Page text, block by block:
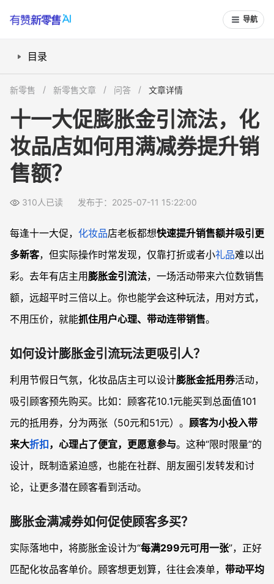
导航
目录
店铺膨胀金活动如何配合门店和线上引流？
活动期间该注意哪些细节风险？
常见问题
膨胀金活动和普通打折比，有哪些优势？
不会做营销海报，怎么宣传膨胀金活动？
这种玩法适合只有一两名员工的小店吗？
新零售 新零售文章 问答 文章详情
十一大促膨胀金引流法，化
妆品店如何用满减券提升销
售额？
310人已读 发布于：2025-07-11 15:22:00
每逢十一大促， 化妆品店老板都想快速提升销售额并吸引更
多新客，但实际操作时常发现，仅靠打折或者小礼品难以出
彩。去年有店主用膨胀金引流法，一场活动带来六位数销售
额，远超平时三倍以上。你也能学会这种玩法，用对方式，
不用压价，就能抓住用户心理、带动连带销售。
如何设计膨胀金引流玩法更吸引人？
利用节假日气氛，化妆品店主可以设计膨胀金抵用券活动，
吸引顾客预先购买。比如：顾客花10.1元能买到总面值101
元的抵用券，分为两张（50元和51元）。 顾客为小投入带
来大折扣，心理占了便宜，更愿意参与。这种“限时限量”的
设计，既制造紧迫感，也能在社群、朋友圈引发转发和讨
论，让更多潜在顾客看到活动。
膨胀金满减券如何促使顾客多买？
实际落地中，将膨胀金设计为“每满299元可用一张”，正好
匹配化妆品客单价。顾客想更划算，往往会凑单， 带动平均